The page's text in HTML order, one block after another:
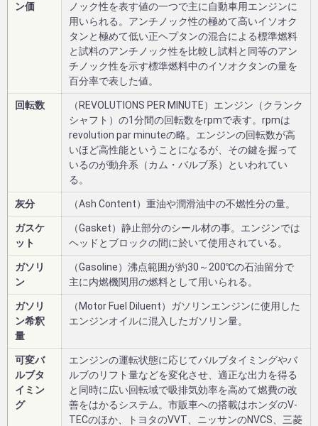
ン価
ノック性を表す値の一つで主に自動車用エンジンに
用いられる。アンチノック性の極めて高いイソオク
タンと極めて低い正ヘプタンの混合による標準燃料
と試料のアンチノック性を比較し試料と同等のアン
チノック性を示す標準燃料中のイソオクタンの量を
百分率で表した値。
回転数
（REVOLUTIONS PER MINUTE）エンジン（クランク
シャフト）の1分間の回転数をrpmで表す。rpmは
revolution par minuteの略。エンジンの回転数が高
いほど高性能ということになるが、その鍵を握って
いるのが動弁系（カム・バルブ系）といわれてい
る。
灰分 （Ash Content）重油や潤滑油中の不燃性分の量。
ガスケ
ット
（Gasket）静止部分のシール材の事。エンジンでは
ヘッドとブロックの間に於いて使用されている。
ガソリ
ン
（Gasoline）沸点範囲が約30～200℃の石油留分で
主に内燃機関用の燃料として用いられる。
ガソリ
ン希釈
量
（Motor Fuel Diluent）ガソリンエンジンに使用した
エンジンオイルに混入したガソリン量。
可変バ
ルブタ
イミン
グ
エンジンの運転状態に応じてバルブタイミングやバ
ルブのリフト量などを変化させ、適正な出力を得る
と同時に広い回転域で吸排気効率を高めて燃費の改
善をはかるシステム。市販車への搭載はホンダのV-
TECのほか、トヨタのVVT、ニッサンのNVCS、三菱